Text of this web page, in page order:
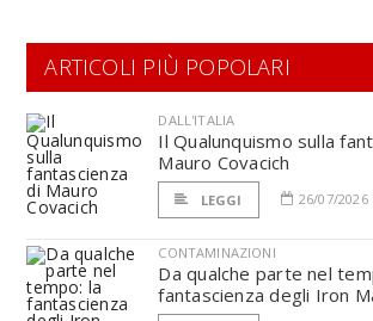
ARTICOLI PIÙ POPOLARI
DALL'ITALIA
Il Qualunquismo sulla
Mauro Covacich
LEGGI 26/07/2026
CONTAMINAZIONI
Da qualche parte nel
fantascienza degli Iron